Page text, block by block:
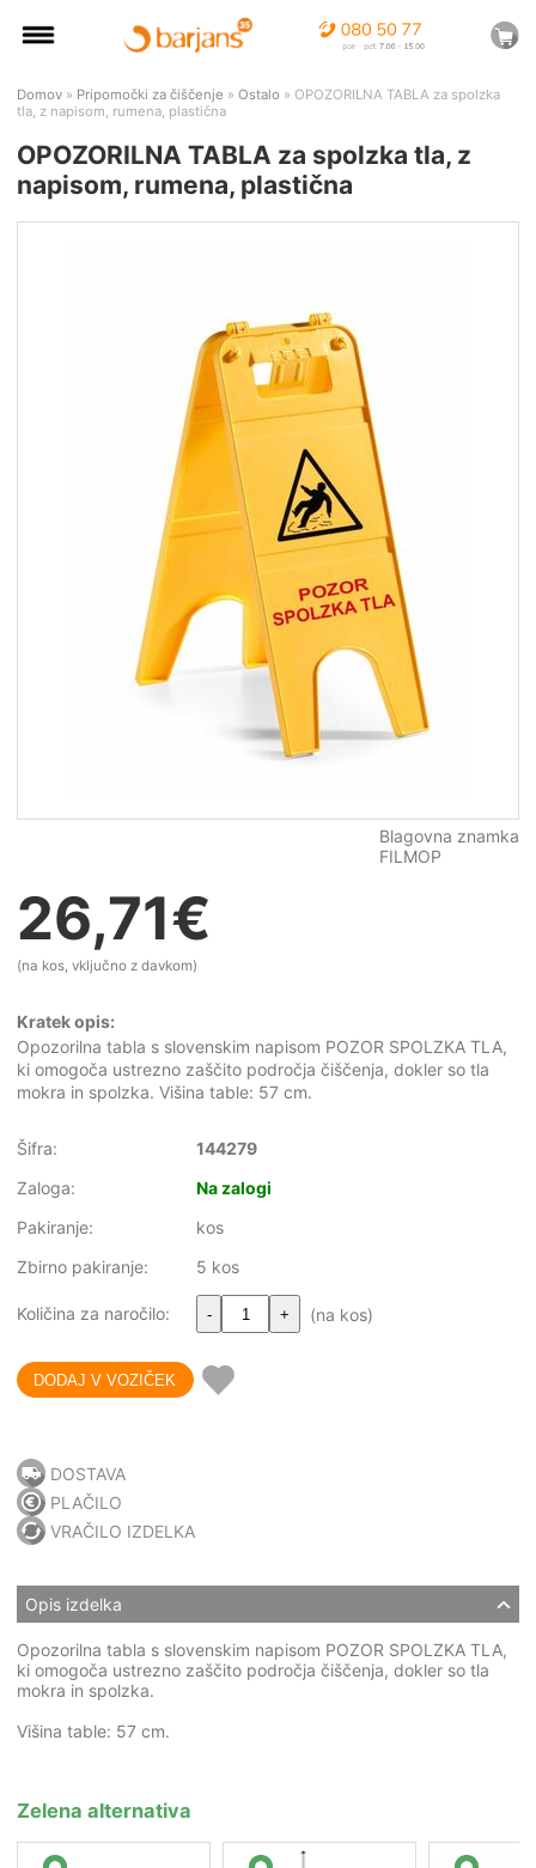
Domov » Pripomočki za čiščenje » Ostalo » OPOZORILNA TABLA za spolzka
tla, z napisom, rumena, plastična
OPOZORILNA TABLA za spolzka tla, z
napisom, rumena, plastična
Blagovna znamka
FILMOP
26,71€
(na kos, vključno z davkom)
Kratek opis:
Opozorilna tabla s slovenskim napisom POZOR SPOLZKA TLA,
ki omogoča ustrezno zaščito področja čiščenja, dokler so tla
mokra in spolzka. Višina table: 57 cm.
Šifra:
144279
Zaloga:
Na zalogi
Pakiranje:
kos
Zbirno pakiranje:
5 kos
Količina za naročilo: - + (na kos)
DOSTAVA
PLAČILO
VRAČILO IZDELKA
Opis izdelka
Opozorilna tabla s slovenskim napisom POZOR SPOLZKA TLA,
ki omogoča ustrezno zaščito področja čiščenja, dokler so tla
mokra in spolzka.
Višina table: 57 cm.
Zelena alternativa